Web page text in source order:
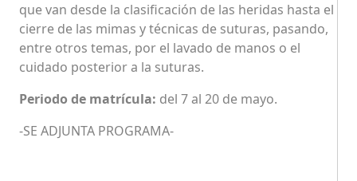
que van desde la clasificación de las heridas hasta el
cierre de las mimas y técnicas de suturas, pasando,
entre otros temas, por el lavado de manos o el
cuidado posterior a la suturas.
Periodo de matrícula: del 7 al 20 de mayo.
-SE ADJUNTA PROGRAMA-